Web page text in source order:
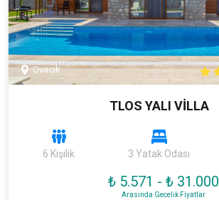
Ovacık
TLOS YALI VİLLA
6 Kişilik 3 Yatak Odası
₺ 5.571 - ₺ 31.000
Arasında Gecelik Fiyatlar